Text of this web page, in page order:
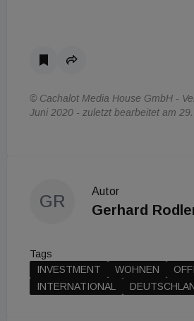
© Cachalot Media House GmbH -
Juni 2020 - zuletzt bearbeitet am
GR
Autor
Gerhard
Tags
INVESTMENT
WOHNEN
INTERNATIONAL